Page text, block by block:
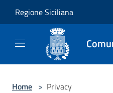
Regione Siciliana
Home > Privacy